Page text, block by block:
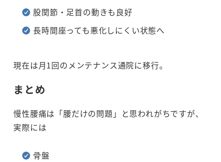
股関節・足首の動きも良好
長時間座っても悪化しにくい状態へ
現在は月1回のメンテナンス通院に移行。
まとめ
慢性腰痛は「腰だけの問題」と思われがちですが、
実際には
骨盤